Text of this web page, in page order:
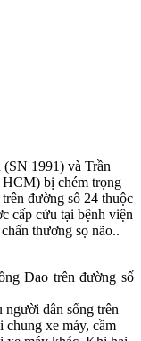
1991) và Trần
HCM) bị chém trọng
đường số 24 thuộc
cấp cứu tại bệnh viện
thương sọ não..
Dao trên đường số
dân sống trên
chung xe máy, cầm